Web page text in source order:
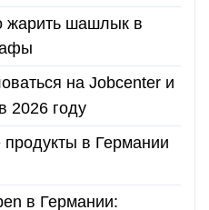
жарить шашлык в
на Jobcenter и
2026 году
продукты в Германии
в Германии: